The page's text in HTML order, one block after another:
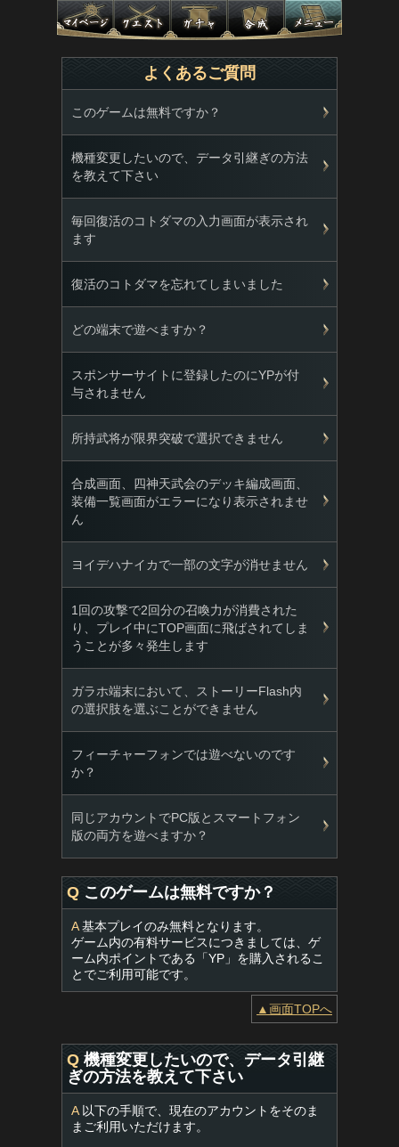
よくあるご質問
このゲームは無料ですか？
機種変更したいので、データ引継ぎの方法
を教えて下さい
毎回復活のコトダマの入力画面が表示され
ます
復活のコトダマを忘れてしまいました
どの端末で遊べますか？
スポンサーサイトに登録したのにYPが付
与されません
所持武将が限界突破で選択できません
合成画面、四神天武会のデッキ編成画面、
装備一覧画面がエラーになり表示されませ
ん
ヨイデハナイカで一部の文字が消せません
1回の攻撃で2回分の召喚力が消費された
り、プレイ中にTOP画面に飛ばされてしま
うことが多々発生します
ガラホ端末において、ストーリーFlash内
の選択肢を選ぶことができません
フィーチャーフォンでは遊べないのです
か？
同じアカウントでPC版とスマートフォン
版の両方を遊べますか？
Q このゲームは無料ですか？
A基本プレイのみ無料となります。
ゲーム内の有料サービスにつきましては、ゲ
ーム内ポイントである「YP」を購入されるこ
とでご利用可能です。
▲画面TOPへ
Q 機種変更したいので、データ引継
ぎの方法を教えて下さい
A以下の手順で、現在のアカウントをそのま
まご利用いただけます。